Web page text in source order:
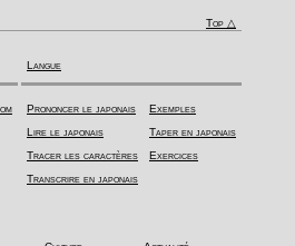
Top △
Langue
Prononcer le japonais
Lire le japonais
Tracer les caractères
Transcrire en japonais
Exemples
Taper en japonais
Exercices